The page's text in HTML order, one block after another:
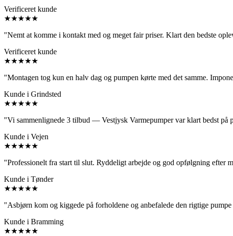
Verificeret kunde
★★★★★
"Nemt at komme i kontakt med og meget fair priser. Klart den bedste
Verificeret kunde
★★★★★
"Montagen tog kun en halv dag og pumpen kørte med det samme.
Kunde i Grindsted
★★★★★
"Vi sammenlignede 3 tilbud — Vestjysk Varmepumper var klart bedst på
Kunde i Vejen
★★★★★
"Professionelt fra start til slut. Ryddeligt arbejde og god opfølgning efter
Kunde i Tønder
★★★★★
"Asbjørn kom og kiggede på forholdene og anbefalede den rigtige
Kunde i Bramming
★★★★★